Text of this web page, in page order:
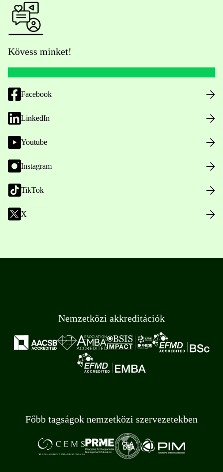
Kövess minket!
Facebook
LinkedIn
Youtube
Instagram
TikTok
X
Nemzetközi akkreditációk
Főbb tagságok nemzetközi szervezetekben